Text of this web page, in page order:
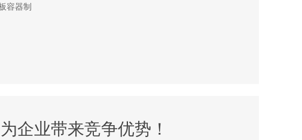
容器制
企业带来竞争优势！